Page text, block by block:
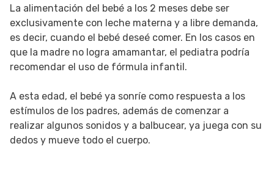
La alimentación del bebé a los 2 meses debe ser
exclusivamente con leche materna y a libre demanda,
es decir, cuando el bebé deseé comer. En los casos en
que la madre no logra amamantar, el pediatra podría
recomendar el uso de fórmula infantil.
A esta edad, el bebé ya sonríe como respuesta a los
estímulos de los padres, además de comenzar a
realizar algunos sonidos y a balbucear, ya juega con su
dedos y mueve todo el cuerpo.